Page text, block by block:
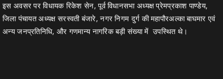
इस अवसर पर विधायक रिकेश सेन, पूर्व विधानसभा अध्यक्ष प्रेमप्रकाश पाण्डेय,
जिला पंचायत अध्यक्ष सरस्वती बंजारे, नगर निगम दुर्ग की महापौरअल्का बाघमार एवं
अन्य जनप्रतिनिधि, और गणमान्य नागरिक बड़ी संख्या में उपस्थित थे।